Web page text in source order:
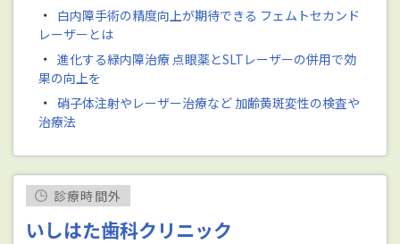
・ 白内障手術の精度向上が期待できる フェムトセカンド
レーザーとは
・ 進化する緑内障治療 点眼薬とSLTレーザーの併用で効
果の向上を
・ 硝子体注射やレーザー治療など 加齢黄斑変性の検査や
治療法
診療時間外
いしはた歯科クリニック